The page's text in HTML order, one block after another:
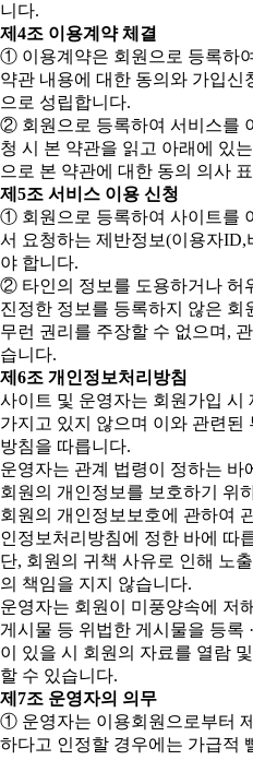
니다.
제4조 이용계약 체결
① 이용계약은 회원으로 등록하
약관 내용에 대한 동의와 가입
으로 성립합니다.
② 회원으로 등록하여 서비스를
청 시 본 약관을 읽고 아래에 있
으로 본 약관에 대한 동의 의사
제5조 서비스 이용 신청
① 회원으로 등록하여 사이트를
서 요청하는 제반정보(이용자ID,
야 합니다.
② 타인의 정보를 도용하거나 허
진정한 정보를 등록하지 않은
무런 권리를 주장할 수 없으며,
습니다.
제6조 개인정보처리방침
사이트 및 운영자는 회원가입 시
가지고 있지 않으며 이와 관련된
방침을 따릅니다.
운영자는 관계 법령이 정하는
회원의 개인정보를 보호하기 위
회원의 개인정보보호에 관하여
인정보처리방침에 정한 바에 따
단, 회원의 귀책 사유로 인해 노
의 책임을 지지 않습니다.
운영자는 회원이 미풍양속에 저
게시물 등 위법한 게시물을 등록
이 있을 시 회원의 자료를 열람
할 수 있습니다.
제7조 운영자의 의무
① 운영자는 이용회원으로부터
하다고 인정할 경우에는 가급적